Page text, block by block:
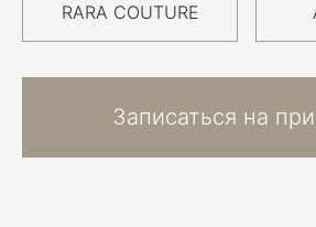
RARA COUTURE
Записаться на